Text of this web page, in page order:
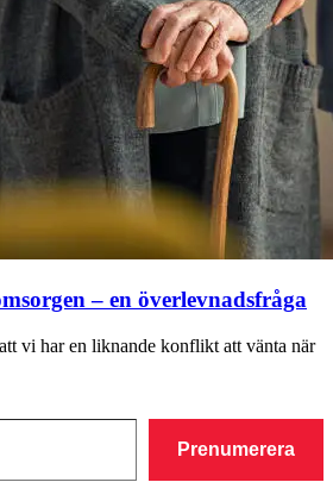
– en överlevnadsfråga
vi har en liknande konflikt att vänta när
Prenumerera